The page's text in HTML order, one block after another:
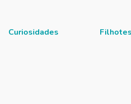
Curiosidades Filhotes